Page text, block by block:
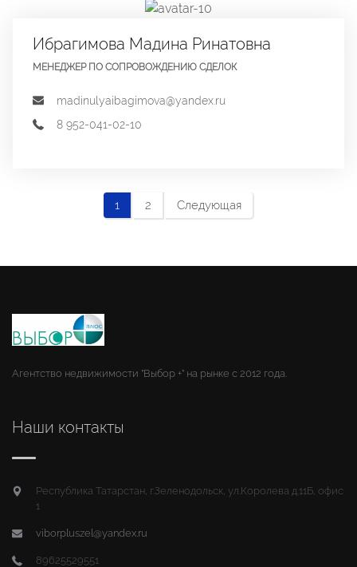
Ибрагимова Мадина Ринатовна
МЕНЕДЖЕР ПО СОПРОВОЖДЕНИЮ СДЕЛОК
madinulyaibagimova@yandex.ru
8 952-041-02-10
1 2 Следующая
Агентство недвижимости "Выбор +" на рынке с 2012 года.
Наши контакты
Республика Татарстан, г.Зеленодольск, ул.Королева д.11Б, офис
1
viborpluszel@yandex.ru
89625529551